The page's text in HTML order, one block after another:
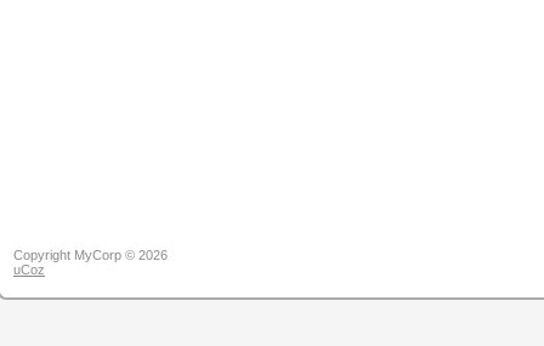
Copyright MyCorp © 2026
uCoz